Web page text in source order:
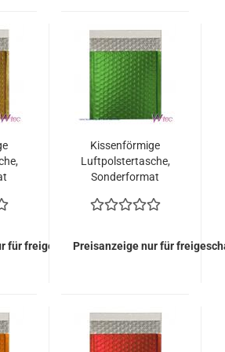
für freigeschaltete Kunden
Kissenförmige
Luftpolstertasche,
Sonderformat
metallisch Matt (100
Preisanzeige nur für